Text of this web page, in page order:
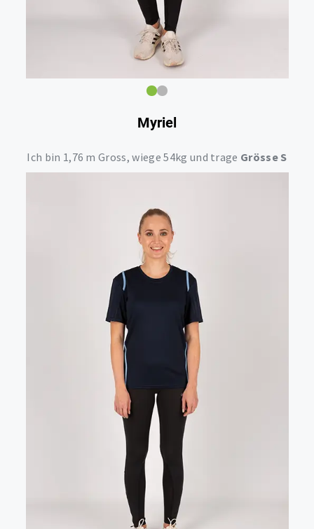
Myriel
Ich bin 1,76 m Gross, wiege 54kg und trage Grösse S